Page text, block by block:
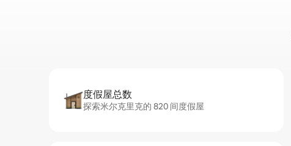
度假屋总数
探索米尔克里克的 820 间度假屋